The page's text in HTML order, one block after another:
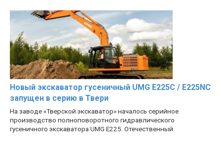
Новый экскаватор гусеничный UMG E225C / E225NC
запущен в серию в Твери
На заводе «Тверской экскаватор» началось серийное
производство полноповоротного гидравлического
гусеничного экскаватора UMG E225. Отечественный